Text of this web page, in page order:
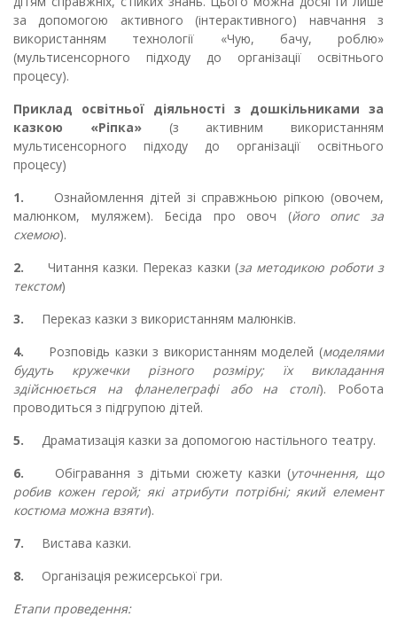
за допомогою активного (інтерактивного) навчання з
використанням технології «Чую, бачу, роблю»
(мультисенсорного підходу до організації освітнього
процесу).
Приклад освітньої діяльності з дошкільниками за
казкою «Ріпка» (з активним використанням
мультисенсорного підходу до організації освітнього
процесу)
1. Ознайомлення дітей зі справжньою ріпкою (овочем,
малюнком, муляжем). Бесіда про овоч (його опис за
схемою).
2. Читання казки. Переказ казки (за методикою роботи з
текстом)
3. Переказ казки з використанням малюнків.
4. Розповідь казки з використанням моделей (моделями
будуть кружечки різного розміру; їх викладання
здійснюється на фланелеграфі або на столі). Робота
проводиться з підгрупою дітей.
5. Драматизація казки за допомогою настільного театру.
6. Обігравання з дітьми сюжету казки (уточнення, що
робив кожен герой; які атрибути потрібні; який елемент
костюма можна взяти).
7. Вистава казки.
8. Організація режисерської гри.
Етапи проведення: